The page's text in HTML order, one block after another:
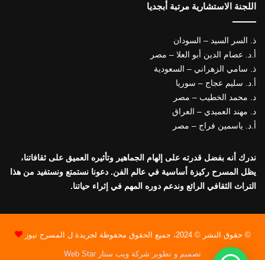
اللجنة الاستشارية مرتبة أبجديا
ذ. السر السيد – السودان
أ.د. عصام الدين أبو العلا – مصر
ذ. سامي الزهراني – السعودية
أ.د. سليم عجاج – سوريا
د. محمد الخطيب – مصر
د. مهند العميدي – العراق
أ.د. ياسمين فراج – مصر
ندرك أنه بفضل قدرته على إلهام الجماهير وتأثيره العميق على ثقافاتنا،
يظل المسرح ركيزة أساسية في عالم الفن. دعونا نستمتع ونستفيد من هذا
التراث الثقافي الرائع وندعم دوره المهم في إثراء حياتنا.
© حقوق النشر © 2024، جميع الحقوق محفوظة لجريدة ل المسرح نيوز
تصميم و تطوير شركة ويب ستار Web Star